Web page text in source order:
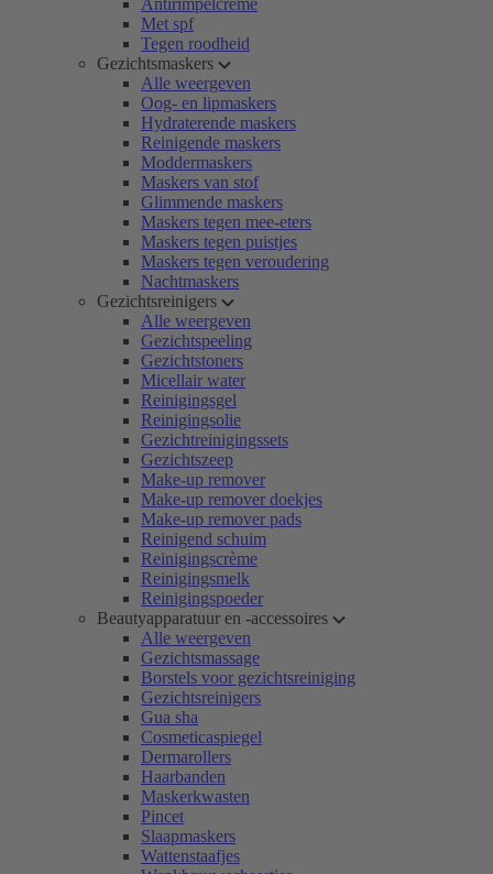
Antirimpelcrème
Met spf
Tegen roodheid
Gezichtsmaskers
Alle weergeven
Oog- en lipmaskers
Hydraterende maskers
Reinigende maskers
Moddermaskers
Maskers van stof
Glimmende maskers
Maskers tegen mee-eters
Maskers tegen puistjes
Maskers tegen veroudering
Nachtmaskers
Gezichtsreinigers
Alle weergeven
Gezichtspeeling
Gezichtstoners
Micellair water
Reinigingsgel
Reinigingsolie
Gezichtreinigingssets
Gezichtszeep
Make-up remover
Make-up remover doekjes
Make-up remover pads
Reinigend schuim
Reinigingscrème
Reinigingsmelk
Reinigingspoeder
Beautyapparatuur en -accessoires
Alle weergeven
Gezichtsmassage
Borstels voor gezichtsreiniging
Gezichtsreinigers
Gua sha
Cosmeticaspiegel
Dermarollers
Haarbanden
Maskerkwasten
Pincet
Slaapmaskers
Wattenstaafjes